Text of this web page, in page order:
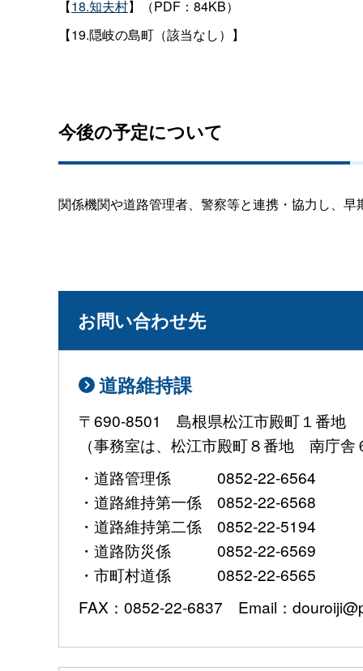
【18.知夫村】（PDF：84KB）
【19.隠岐の島町（該当なし）】
今後の予定について
関係機関や道路管理者、警察等と連携・協力し、
お問い合わせ先
道路維持課
〒690-8501 島根県松江市殿町１番地
（事務室は、松江市殿町８番地 南庁舎
・道路管理係 0852-22-6564
・道路維持第一係 0852-22-6568
・道路維持第二係 0852-22-5194
・道路防災係 0852-22-6569
・市町村道係 0852-22-6565
FAX：0852-22-6837 Email：